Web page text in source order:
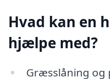
Hvad kan en
hjælpe med?
Græsslåning